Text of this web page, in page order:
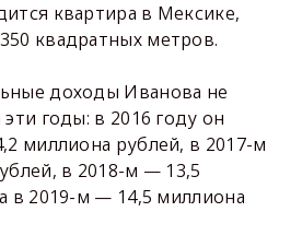
квартира в Мексике,
квадратных метров.
доходы Иванова не
годы: в 2016 году он
миллиона рублей, в 2017-м
в 2018-м — 13,5
в 2019-м — 14,5 миллиона